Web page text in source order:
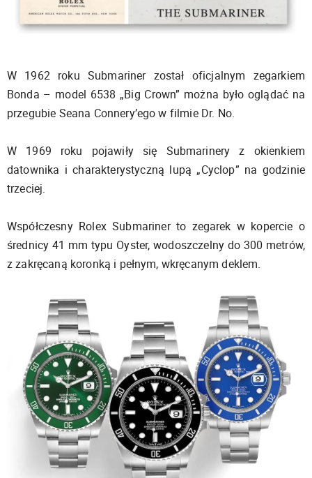
W 1962 roku Submariner został oficjalnym zegarkiem
Bonda – model 6538 „Big Crown” można było oglądać na
przegubie Seana Connery’ego w filmie Dr. No.
W 1969 roku pojawiły się Submarinery z okienkiem
datownika i charakterystyczną lupą „Cyclop” na godzinie
trzeciej.
Współczesny Rolex Submariner to zegarek w kopercie o
średnicy 41 mm typu Oyster, wodoszczelny do 300 metrów,
z zakręcaną koronką i pełnym, wkręcanym deklem.